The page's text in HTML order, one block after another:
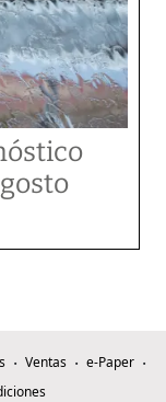
Ventas
e-Paper